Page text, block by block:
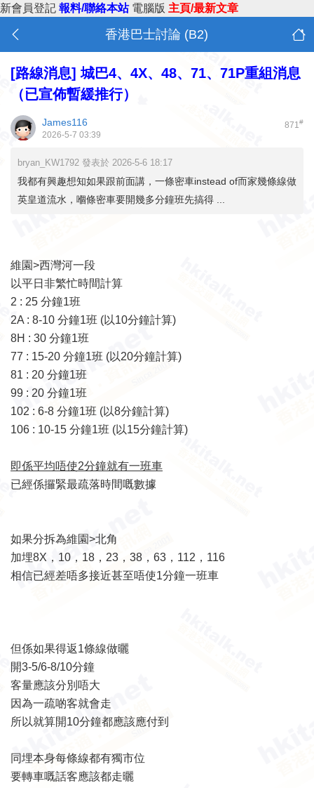
新會員登記 報料/聯絡本站 電腦版 主頁/最新文章
香港巴士討論 (B2)
[路線消息] 城巴4、4X、48、71、71P重組消息
（已宣佈暫緩推行）
871#
James116
2026-5-7 03:39
bryan_KW1792 發表於 2026-5-6 18:17
我都有興趣想知如果跟前面講，一條密車instead of而家幾條線做
英皇道流水，嗰條密車要開幾多分鐘班先搞得 ...
維園>西灣河一段
以平日非繁忙時間計算
2 : 25 分鐘1班
2A : 8-10 分鐘1班 (以10分鐘計算)
8H : 30 分鐘1班
77 : 15-20 分鐘1班 (以20分鐘計算)
81 : 20 分鐘1班
99 : 20 分鐘1班
102 : 6-8 分鐘1班 (以8分鐘計算)
106 : 10-15 分鐘1班 (以15分鐘計算)
即係平均唔使2分鐘就有一班車
已經係攞緊最疏落時間嘅數據
如果分拆為維園>北角
加埋8X，10，18，23，38，63，112，116
相信已經差唔多接近甚至唔使1分鐘一班車
但係如果得返1條線做曬
開3-5/6-8/10分鐘
客量應該分別唔大
因為一疏啲客就會走
所以就算開10分鐘都應該應付到
同埋本身每條線都有獨市位
要轉車嘅話客應該都走曬